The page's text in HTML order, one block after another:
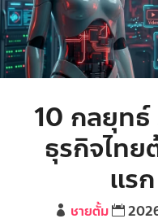
10 กลยุท
ธุรกิจไทย
แร
ชายตั้ม